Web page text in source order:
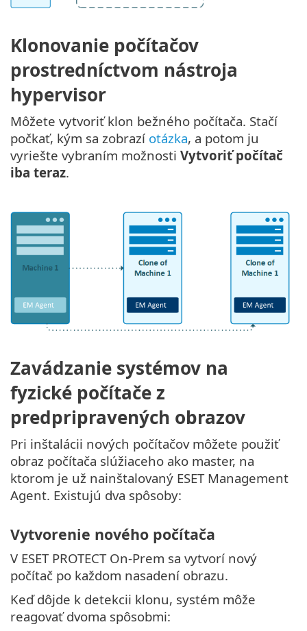
Klonovanie počítačov
prostredníctvom nástroja
hypervisor
Môžete vytvoriť klon bežného počítača. Stačí
počkať, kým sa zobrazí otázka, a potom ju
vyriešte vybraním možnosti Vytvoriť počítač
iba teraz.
Zavádzanie systémov na
fyzické počítače z
predpripravených obrazov
Pri inštalácii nových počítačov môžete použiť
obraz počítača slúžiaceho ako master, na
ktorom je už nainštalovaný ESET Management
Agent. Existujú dva spôsoby:
Vytvorenie nového počítača
V ESET PROTECT On-Prem sa vytvorí nový
počítač po každom nasadení obrazu.
Keď dôjde k detekcii klonu, systém môže
reagovať dvoma spôsobmi: